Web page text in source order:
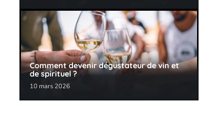
Comment devenir dégustateur de vin et
de spirituel ?
10 mars 2026